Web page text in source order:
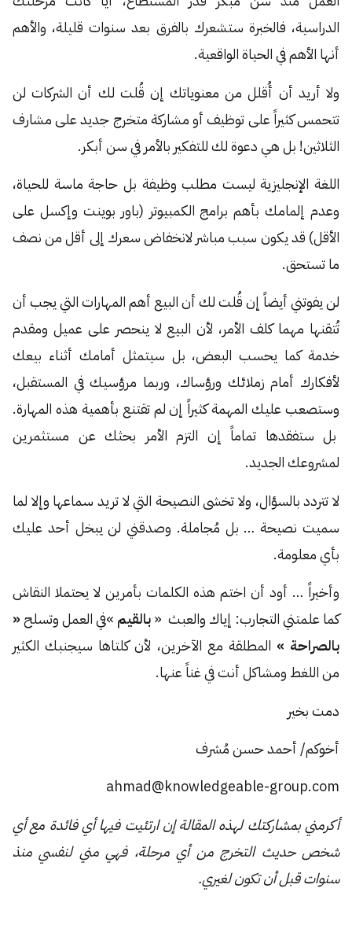
الدراسية، فالخبرة ستشعرك بالفرق بعد سنوات قليلة، والأهم
أنها الأهم في الحياة الواقعية.
ولا أريد أن أُقلل من معنوياتك إن قُلت لك أن الشركات لن
تتحمس كثيراً على توظيف أو مشاركة متخرج جديد على مشارف
الثلاثين! بل هي دعوة لك للتفكير بالأمر في سن أبكر.
اللغة الإنجليزية ليست مطلب وظيفة بل حاجة ماسة للحياة،
وعدم إلمامك بأهم برامج الكمبيوتر (باور بوينت وإكسل على
الأقل) قد يكون سبب مباشر لانخفاض سعرك إلى أقل من نصف
ما تستحق.
لن يفوتني أيضاً إن قُلت لك أن البيع أهم المهارات التي يجب أن
تُتقنها مهما كلف الأمر، لأن البيع لا ينحصر على عميل ومقدم
خدمة كما يحسب البعض، بل سيتمثل أمامك أثناء بيعك
لأفكارك أمام زملائك ورؤساك، وربما مرؤسيك في المستقبل،
وستصعب عليك المهمة كثيراً إن لم تقتنع بأهمية هذه المهارة.
بل ستفقدها تماماً إن التزم الأمر بحثك عن مستثمرين
لمشروعك الجديد.
لا تتردد بالسؤال، ولا تخشى النصيحة التي لا تريد سماعها وإلا لما
سميت نصيحة … بل مُجاملة. وصدقني لن يبخل أحد عليك
بأي معلومة.
وأخيراً … أود أن اختم هذه الكلمات بأمرين لا يحتملا النقاش
كما علمتني التجارب: إياك والعبث «بالقيم »في العمل وتسلح«
بالصراحة » المطلقة مع الآخرين، لأن كلتاها سيجنبك الكثير
من اللغط ومشاكل أنت في غناً عنها.
دمت بخير
أخوكم/ أحمد حسن مُشرف
ahmad@knowledgeable-group.com
أكرمني بمشاركتك لهذه المقالة إن ارتئيت فيها أي فائدة مع أي
شخص حديث التخرج من أي مرحلة، فهي مني لنفسي منذ
سنوات قبل أن تكون لغيري.